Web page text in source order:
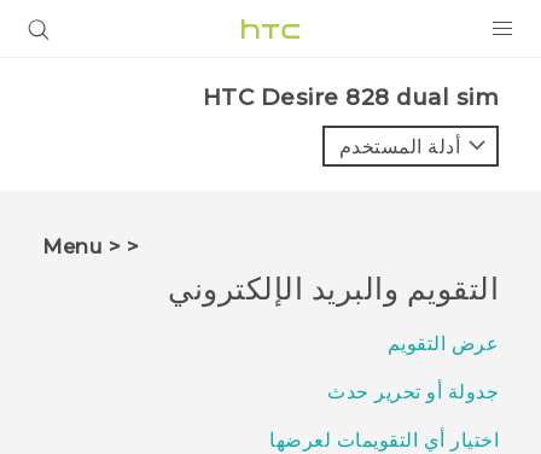
VIVE
VIVERSE
البرامج + التطبيقات
الدعم
أجهزة HTC والملحقات
HTC Desire 828 dual sim‎
أدلة المستخدم
< < Menu
التقويم والبريد الإلكتروني
عرض التقويم
جدولة أو تحرير حدث
اختيار أي التقويمات لعرضها